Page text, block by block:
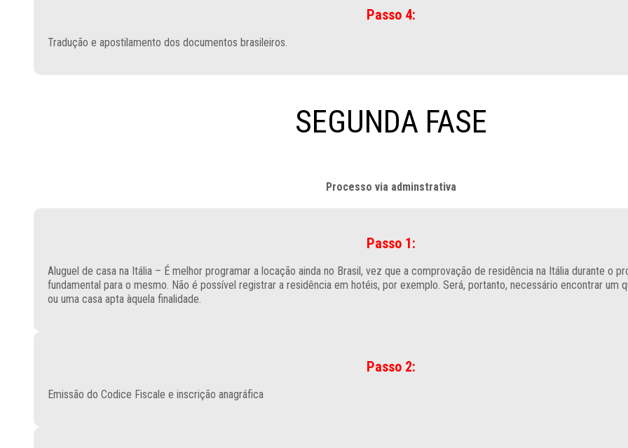
Passo 4:
Tradução e apostilamento dos documentos brasileiros.
SEGUNDA FASE
Processo via adminstrativa
Passo 1:
Aluguel de casa na Itália – É melhor programar a locação ainda no Brasil, vez que a comprovação de residência na Itália durante o
fundamental para o mesmo. Não é possível registrar a residência em hotéis, por exemplo. Será, portanto, necessário encontrar um
ou uma casa apta àquela finalidade.
Passo 2:
Emissão do Codice Fiscale e inscrição anagráfica